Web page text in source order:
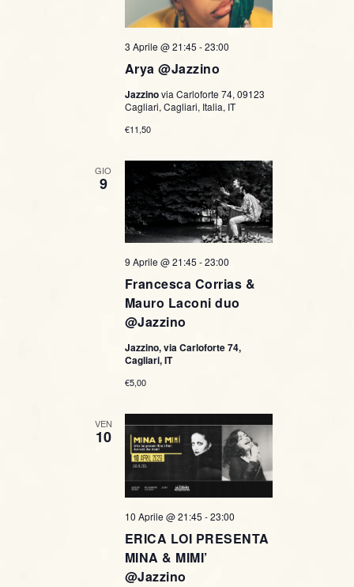
Arya @Jazzino
3 Aprile @ 21:45 -23:00
Jazzinovia Carloforte 74, 09123
Cagliari, Cagliari, Italia, IT
€11,50
GIO
9
Francesca Corrias &
Mauro Laconi duo
@Jazzino
9 Aprile @ 21:45 -23:00
Jazzino, via Carloforte 74,
Cagliari, IT
€5,00
VEN
10
ERICA LOI PRESENTA
MINA & MIMI’
@Jazzino
10 Aprile @ 21:45 -23:00